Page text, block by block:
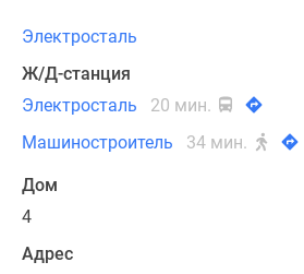
Электросталь
Ж/Д-станция
Электросталь
20 мин.
Машиностроитель
34 мин.
Дом
4
Адрес